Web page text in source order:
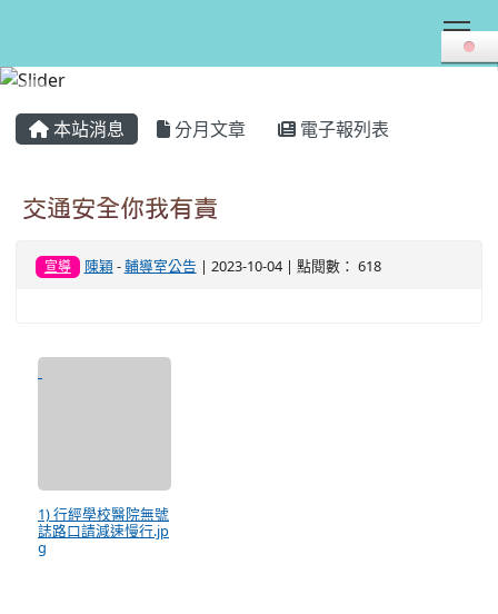
本站消息 分月文章 電子報列表
交通安全你我有責
宣導 陳穎-輔導室公告 | 2023-10-04 | 點閱數： 618
1) 行經學校醫院無號
誌路口請減速慢行.jp
g